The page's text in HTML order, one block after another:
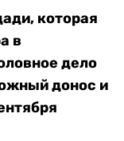
которая
в
дело
донос и